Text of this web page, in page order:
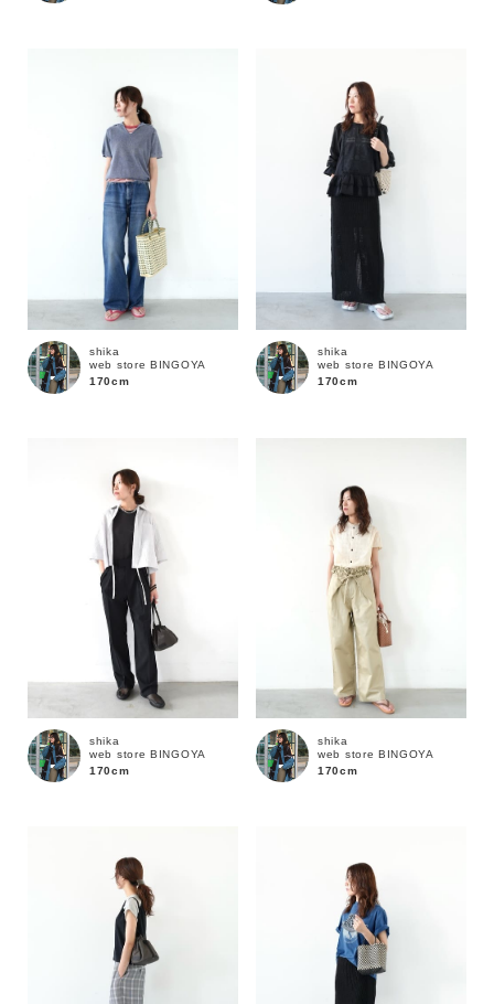
MENS KIDS
ブランド
shika
web store BINGOYA
170cm
shika
web store BINGOYA
170cm
shika
web store BINGOYA
170cm
shika
web store BINGOYA
170cm